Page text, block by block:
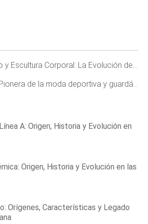
Corporal: La Evolución del Cuerpo Ideal
moda deportiva y guardárropas modulares para la mujer moderna
A: Origen, Historia y Evolución en
Origen, Historia y Evolución en las
Orígenes, Características y Legado